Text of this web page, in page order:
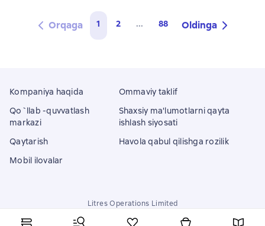
Orqaga 1 2 ... 88 Oldinga
Kompaniya haqida
Qo`llab -quvvatlash
markazi
Qaytarish
Mobil ilovalar
Ommaviy taklif
Shaxsiy ma'lumotlarni qayta
ishlash siyosati
Havola qabul qilishga rozilik
Litres Operations Limited